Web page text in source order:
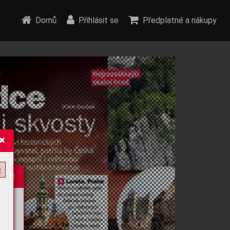
Domů Přihlásit se Předplatné a nákupy